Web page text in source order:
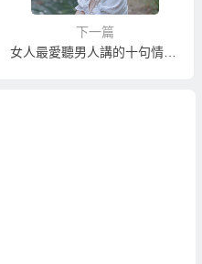
下一篇
女人最愛聽男人講的十句情話！